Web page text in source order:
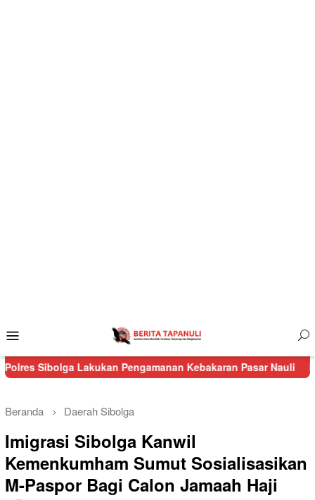
Mobile
Lakukan Pengamanan Kebakaran Pasar Nauli Kurang dari 24
Beranda Daerah Sibolga
Imigrasi Sibolga Kanwil
Kemenkumham Sumut Sosialisasikan
M-Paspor Bagi Calon Jamaah Haji